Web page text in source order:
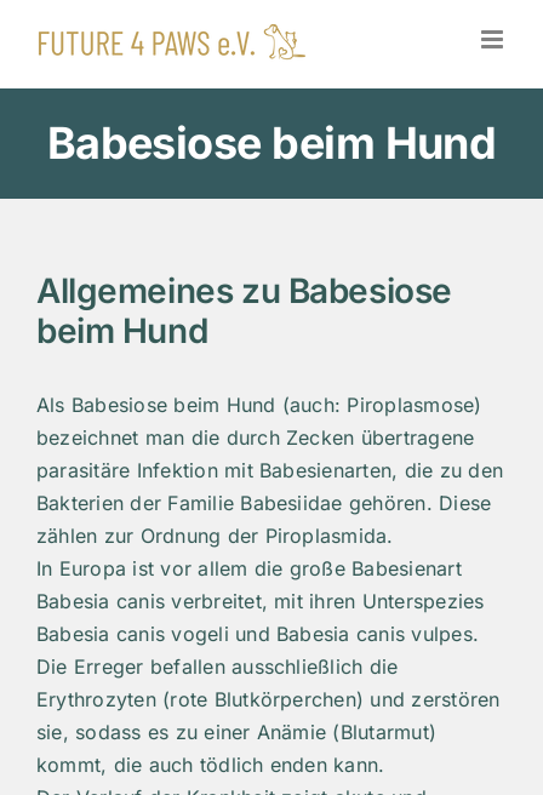
Inhalt
Babesiose beim Hund
Allgemeines zu Babesiose
beim Hund
Als Babesiose beim Hund (auch: Piroplasmose)
bezeichnet man die durch Zecken übertragene
parasitäre Infektion mit Babesienarten, die zu den
Bakterien der Familie Babesiidae gehören. Diese
zählen zur Ordnung der Piroplasmida.
In Europa ist vor allem die große Babesienart
Babesia canis verbreitet, mit ihren Unterspezies
Babesia canis vogeli und Babesia canis vulpes.
Die Erreger befallen ausschließlich die
Erythrozyten (rote Blutkörperchen) und zerstören
sie, sodass es zu einer Anämie (Blutarmut)
kommt, die auch tödlich enden kann.